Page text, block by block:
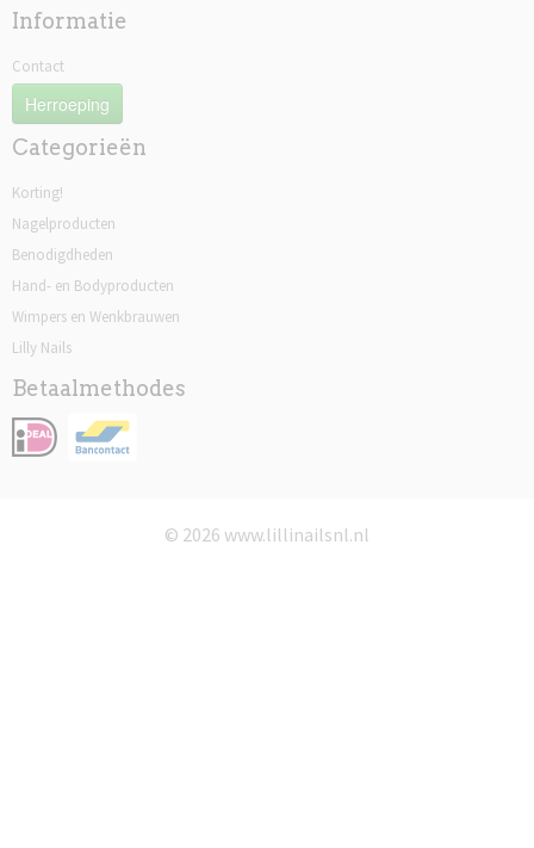
Informatie
Contact
Herroeping
Categorieën
Korting!
Nagelproducten
Benodigdheden
Hand- en Bodyproducten
Wimpers en Wenkbrauwen
Lilly Nails
Betaalmethodes
© 2026 www.lillinailsnl.nl